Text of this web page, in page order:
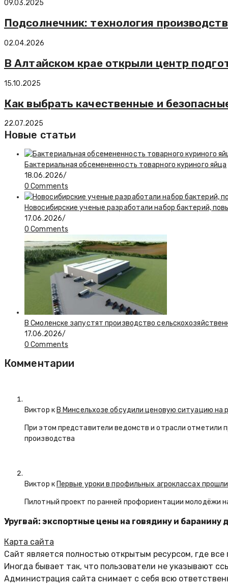
09.03.2025
Подсолнечник: технология
02.04.2026
В Алтайском крае открыли центр
15.10.2025
Как выбрать качественные и
22.07.2025
Новые статьи
Бактериальная обсемененность товарного куриного яйца
18.06.2026/
0 Comments
Новосибирские ученые разработали набор бактерий,
17.06.2026/
0 Comments
В Смоленске запустят производство
17.06.2026/
0 Comments
Комментарии
Виктор кВ Минсельхозе обсудили ценовую ситуацию на
При этом представители ведомств и отрасли отметили
производства
Виктор кПервые уроки в профильных агроклассах
Пилотный проект по ранней профориентации молодёжи
Уругвай: экспортные цены на говядину и
Карта сайта
Сайт является полностью открытым ресурсом, где
Иногда бывает так, что пользователи не указывают
Администрация сайта снимает с себя всю